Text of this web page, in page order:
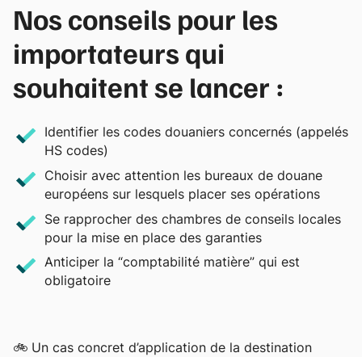
Nos conseils pour les
importateurs qui
souhaitent se lancer :
Identifier les codes douaniers concernés (appelés
HS codes)
Choisir avec attention les bureaux de douane
européens sur lesquels placer ses opérations
Se rapprocher des chambres de conseils locales
pour la mise en place des garanties
Anticiper la “comptabilité matière” qui est
obligatoire
🚲 Un cas concret d’application de la destination